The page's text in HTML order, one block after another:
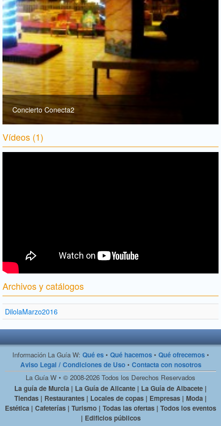
Concierto Conecta2
Vídeos (1)
Archivos y catálogos
DilolaMarzo2016
Información La Guía W: Qué es• Qué hacemos• Qué ofrecemos•
Aviso Legal / Condiciones de Uso• Contacta con nosotros
La Guía W • © 2008-2026 Todos los Derechos Reservados
La guía de Murcia | La Guía de Alicante | La Guía de Albacete |
Tiendas | Restaurantes | Locales de copas | Empresas | Moda |
Estética | Cafeterías | Turismo | Todas las ofertas | Todos los eventos
| Edificios públicos